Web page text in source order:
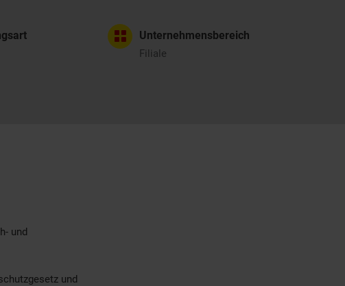
Unternehmensbereich
Filiale
und
und